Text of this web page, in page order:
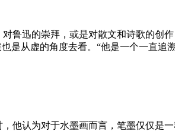
鲁迅的崇拜，或是对散文和诗歌的创
是从虚的角度去看。“他是一个一直
他认为对于水墨画而言，笔墨仅仅是